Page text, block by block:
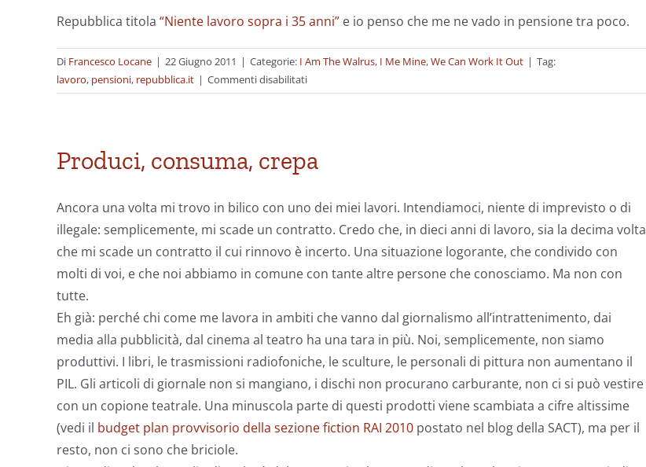
Repubblica titola “Niente lavoro sopra i 35 anni” e io penso che me ne vado in pensione tra poco.
Di Francesco Locane | 22 Giugno 2011 | Categorie: I Am The Walrus, I Me Mine,We Can Work It Out | Tag:
lavoro, pensioni, repubblica.it | Commenti disabilitatisu
Positive
Produci, consuma, crepa
Ancora una volta mi trovo in bilico con uno dei miei lavori. Intendiamoci, niente di imprevisto o di
illegale: semplicemente, mi scade un contratto. Credo che, in dieci anni di lavoro, sia la decima volta
che mi scade un contratto il cui rinnovo è incerto. Una situazione logorante, che condivido con
molti di voi, e che noi abbiamo in comune con tante altre persone che conosciamo. Ma non con
tutte.
Eh già: perché chi come me lavora in ambiti che vanno dal giornalismo all’intrattenimento, dai
media alla pubblicità, dal cinema al teatro ha una tara in più. Noi, semplicemente, non siamo
produttivi. I libri, le trasmissioni radiofoniche, le sculture, le personali di pittura non aumentano il
PIL. Gli articoli di giornale non si mangiano, i dischi non procurano carburante, non ci si può vestire
con un copione teatrale. Una minuscola parte di questi prodotti viene scambiata a cifre altissime
(vedi il budget plan provvisorio della sezione fiction RAI 2010 postato nel blog della SACT), ma per il
resto, non ci sono che briciole.